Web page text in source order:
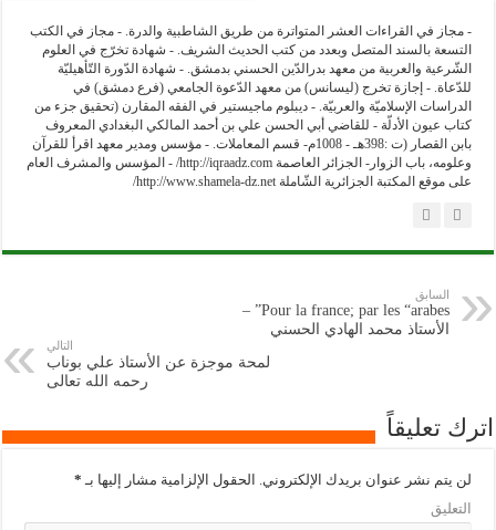
- مجاز في القراءات العشر المتواترة من طريق الشاطبية والدرة. - مجاز في الكتب
التسعة بالسند المتصل وبعدد من كتب الحديث الشريف. - شهادة تخرّج في العلوم
الشّرعية والعربية من معهد بدرالدّين الحسني بدمشق. - شهادة الدّورة التّأهيليّة
للدّعاة. - إجازة تخرج (ليسانس) من معهد الدّعوة الجامعي (فرع دمشق) في
الدراسات الإسلاميّة والعربيّة. - ديبلوم ماجيستير في الفقه المقارن (تحقيق جزء من
كتاب عيون الأدلّة - للقاضي أبي الحسن علي بن أحمد المالكي البغدادي المعروف
بابن القصار (ت :398هـ - 1008م- قسم المعاملات. - مؤسس ومدير معهد اقرأ للقرآن
وعلومه، باب الزوار- الجزائر العاصمة http://iqraadz.com/ - المؤسس والمشرف العام
على موقع المكتبة الجزائرية الشّاملة http://www.shamela-dz.net/
السابق
Pour la france; par les “arabes” –
الأستاذ محمد الهادي الحسني
التالي
لمحة موجزة عن الأستاذ علي بوناب
رحمه الله تعالى
اترك تعليقاً
لن يتم نشر عنوان بريدك الإلكتروني. الحقول الإلزامية مشار إليها بـ *
التعليق